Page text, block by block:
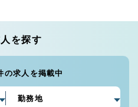
を探す
の求人を掲載中